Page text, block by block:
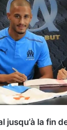
jusqu’à la fin